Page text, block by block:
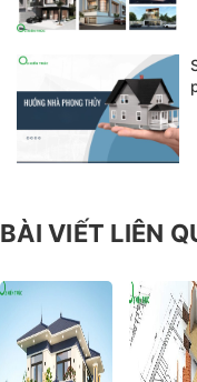
BÀI VIẾT LIÊN